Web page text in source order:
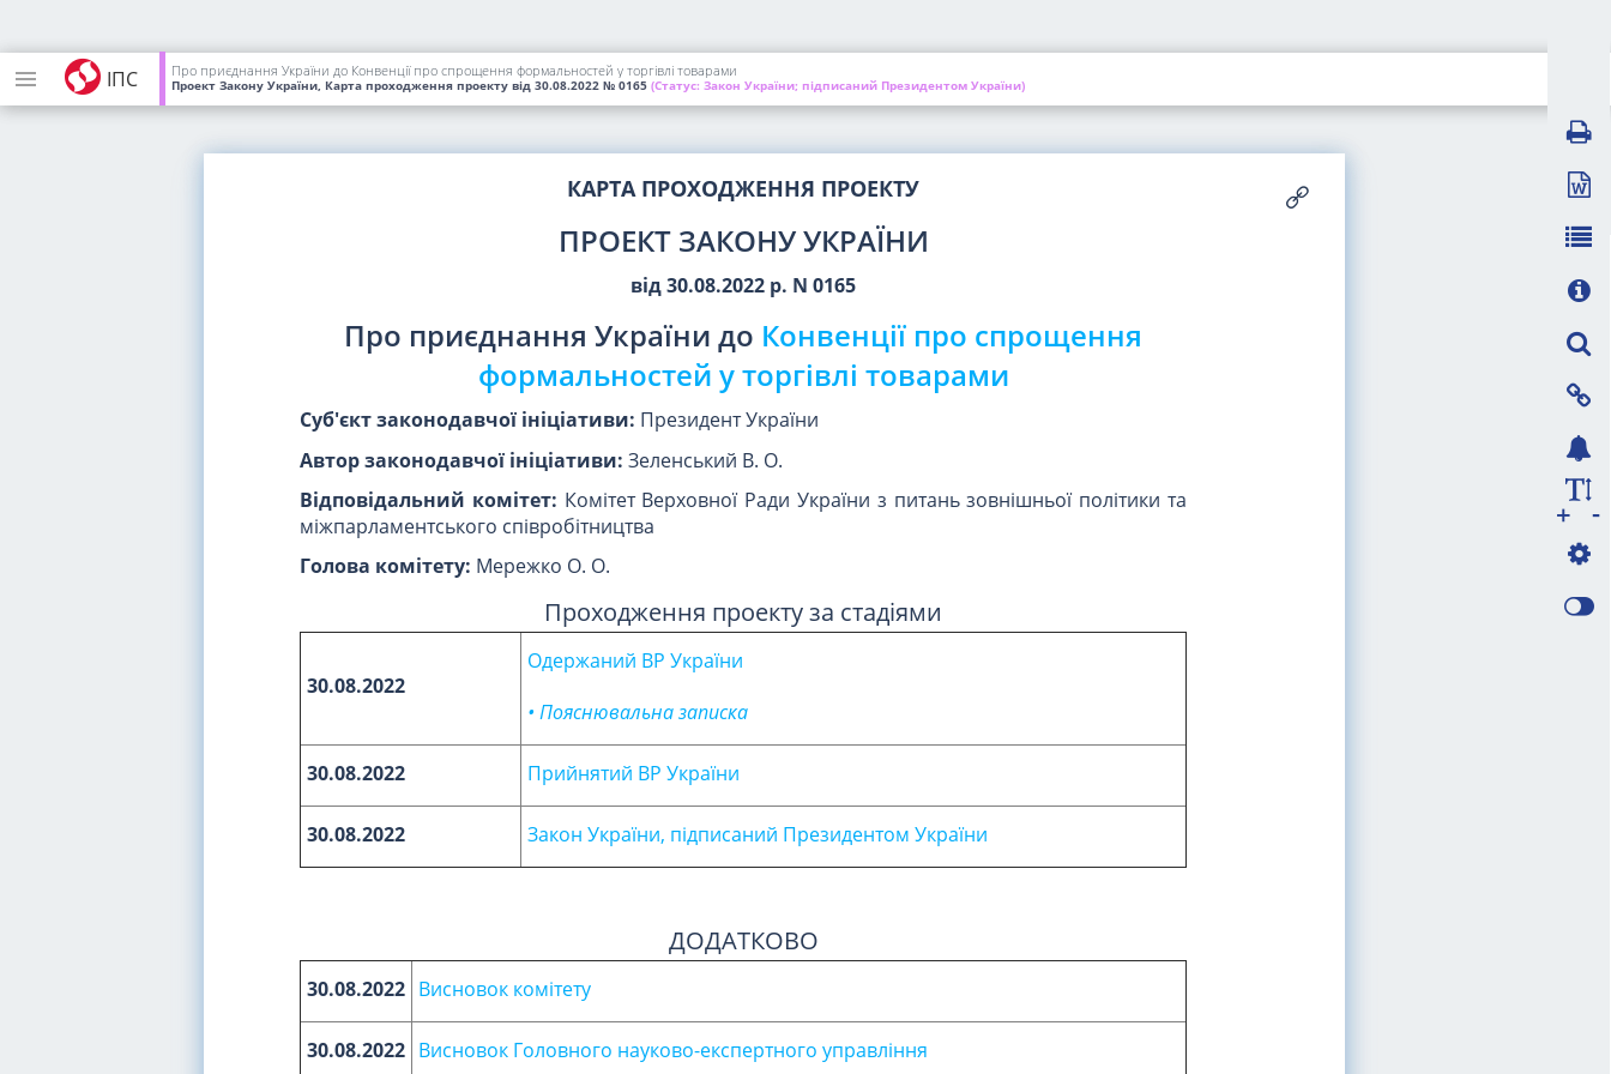
ІПС Про приєднання України до Конвенції про спрощення формальностей у торгівлі товарами
Проект Закону України, Карта проходження проекту від 30.08.2022 № 0165 (Статус: Закон України; підписаний Президентом України)
КАРТА ПРОХОДЖЕННЯ ПРОЕКТУ
ПРОЕКТ ЗАКОНУ УКРАЇНИ
від 30.08.2022 р. N 0165
Про приєднання України до Конвенції про спрощення
формальностей у торгівлі товарами
Суб'єкт законодавчої ініціативи: Президент України
Автор законодавчої ініціативи: Зеленський В. О.
Відповідальний комітет: Комітет Верховної Ради України з питань зовнішньої політики та
міжпарламентського співробітництва
Голова комітету: Мережко О. О.
Проходження проекту за стадіями
30.08.2022
Одержаний ВР України
• Пояснювальна записка
30.08.2022 Прийнятий ВР України
30.08.2022 Закон України, підписаний Президентом України
ДОДАТКОВО
30.08.2022 Висновок комітету
30.08.2022 Висновок Головного науково-експертного управління
-
+